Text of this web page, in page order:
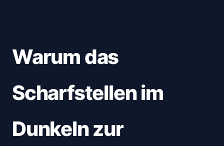
Warum das
Scharfstellen im
Dunkeln zur